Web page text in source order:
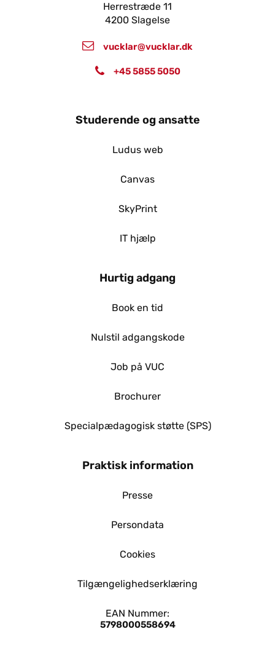
Herrestræde 11
4200 Slagelse
vucklar@vucklar.dk
+45 5855 5050
Studerende og ansatte
Ludus web
Canvas
SkyPrint
IT hjælp
Hurtig adgang
Book en tid
Nulstil adgangskode
Job på VUC
Brochurer
Specialpædagogisk støtte (SPS)
Praktisk information
Presse
Persondata
Cookies
Tilgængelighedserklæring
EAN Nummer:
5798000558694